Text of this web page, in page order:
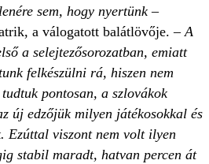
sem, hogy nyertünk –
a válogatott balátlövője. –A
a selejtezősorozatban, emiatt
felkészülni rá, hiszen nem
pontosan, a szlovákok
új edzőjük milyen játékosokkal és
Ezúttal viszont nem volt ilyen
stabil maradt, hatvan percen át